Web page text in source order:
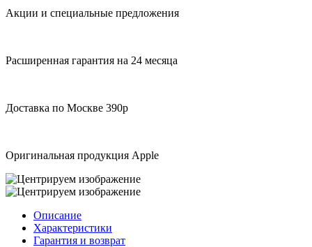
Акции и специальные предложения
Расширенная гарантия на 24 месяца
Доставка по Москве 390р
Оригинальная продукция Apple
Описание
Характеристики
Гарантия и возврат